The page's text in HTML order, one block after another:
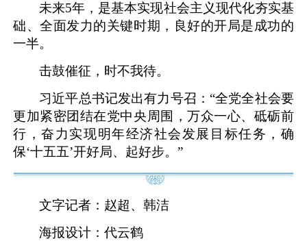
未来5年，是基本实现社会主义现代化夯实基
础、全面发力的关键时期，良好的开局是成功的
一半。
击鼓催征，时不我待。
习近平总书记发出有力号召：“全党全社会要
更加紧密团结在党中央周围，万众一心、砥砺前
行，奋力实现明年经济社会发展目标任务，确
保‘十五五’开好局、起好步。”
文字记者：赵超、韩洁
海报设计：代云鹤